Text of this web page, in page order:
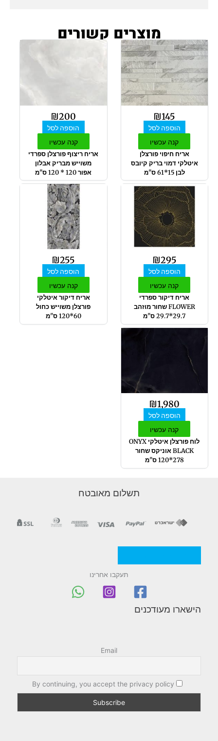
מוצרים קשורים
₪145
הוספה לסל
קנה עכשיו
אריח חיפוי פורצלן
איטלקי דמוי בריק קיובס
לבן 15*61 ס"מ
₪200
הוספה לסל
קנה עכשיו
אריח ריצוף פורצלן ספרדי
משוייש מבריק אבלון
אפור 120 * 120 ס"מ
₪295
הוספה לסל
קנה עכשיו
אריח דיקור ספרדי
FLOWER שחור מוזהב
29.7*29.7 ס"מ
₪255
הוספה לסל
קנה עכשיו
אריח דיקור איטלקי
פורצלן משוייש כחול
60*120 ס"מ
₪1,980
הוספה לסל
קנה עכשיו
לוח פורצלן איטלקי ONYX
BLACK אוניקס שחור
278*120 ס"מ
תשלום מאובטח
תעקבו אחרינו
הישארו מעודכנים
Email
By continuing, you accept the privacy policy